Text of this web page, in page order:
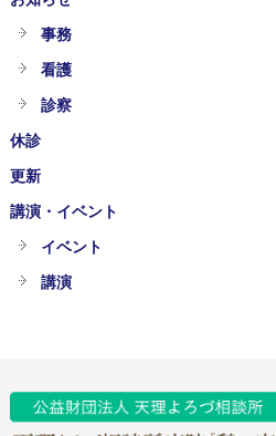
事務
看護
診察
休診
更新
講演・イベント
イベント
講演